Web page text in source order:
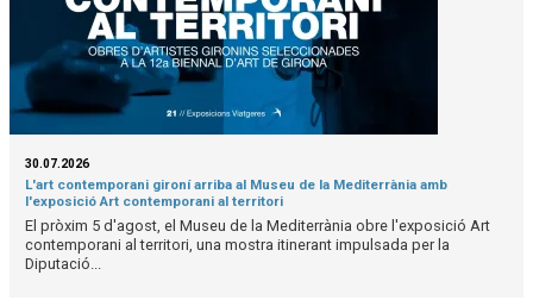
30.07.2026
L'art contemporani gironí arriba al Museu de la Mediterrània amb
l'exposició Art contemporani al territori
El pròxim 5 d'agost, el Museu de la Mediterrània obre l'exposició Art
contemporani al territori, una mostra itinerant impulsada per la
Diputació...